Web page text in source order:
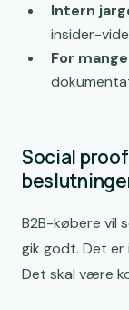
Intern
insider-
For
Social
B2B-købere vil
gik godt. Det er
Det skal være